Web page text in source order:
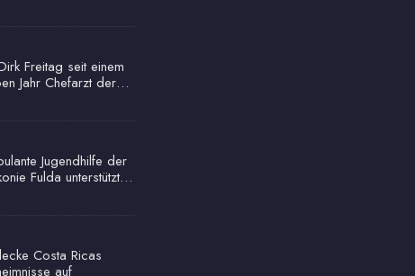
Freitag seit einem
Jahr Chefarzt der…
Jugendhilfe der
Fulda unterstützt…
Costa Ricas
auf